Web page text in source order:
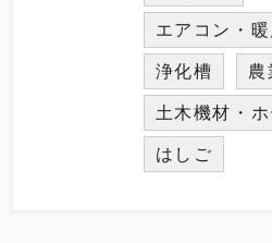
エアコン・
浄化槽 農
土木機材・ホ
はしご